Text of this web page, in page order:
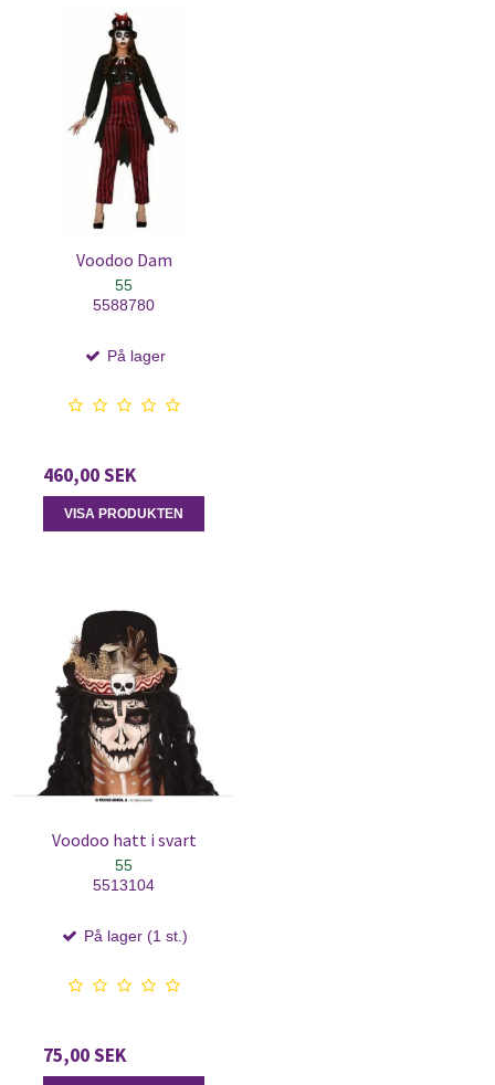
Voodoo Dam
55
5588780
På lager
460,00 SEK
VISA PRODUKTEN
Voodoo hatt i svart
55
5513104
På lager (1 st.)
75,00 SEK